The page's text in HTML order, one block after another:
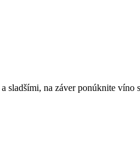
sladšími, na záver ponúknite víno